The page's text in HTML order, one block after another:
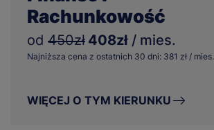
Rachunkowość
od 450zł 408zł / mies.
Najniższa cena z ostatnich 30 dni: 381 zł / mies.
WIĘCEJ O TYM KIERUNKU